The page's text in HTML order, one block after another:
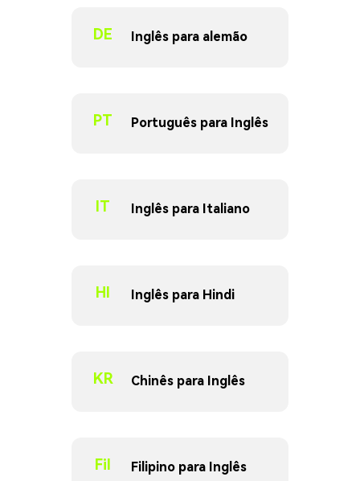
DE Inglês para alemão
PT Português para Inglês
IT Inglês para Italiano
HI Inglês para Hindi
KR Chinês para Inglês
Fil Filipino para Inglês